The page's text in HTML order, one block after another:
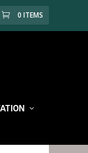
0 ITEMS